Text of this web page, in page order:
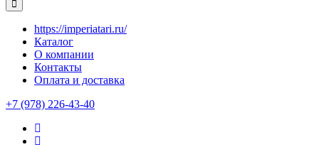
https://imperiatari.ru/
Каталог
О компании
Контакты
Оплата и доставка
+7 (978) 226-43-40